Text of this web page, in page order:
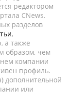
редактором
CNews.
разделов
,
а также
образом, чем
компании
профиль.
дополнительной
или